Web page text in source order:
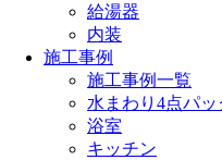
給湯器
内装
施工事例
施工事例一覧
水まわり4点パッ
浴室
キッチン